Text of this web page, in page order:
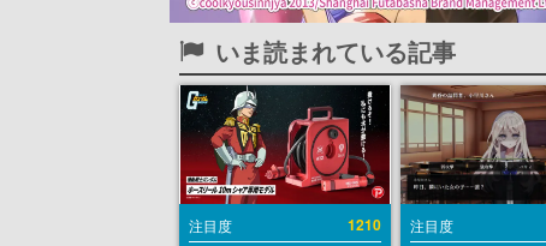
いま読まれている記事
注目度 1210 注目度